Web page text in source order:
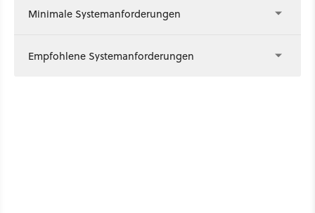
Minimale Systemanforderungen
Empfohlene Systemanforderungen